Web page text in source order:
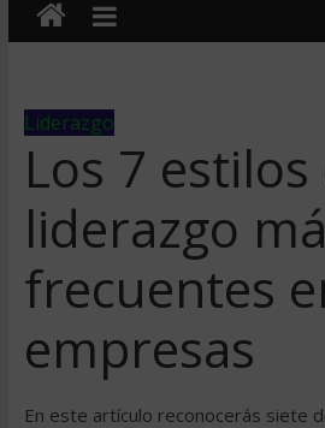
Liderazgo
Los 7 estilos
liderazgo
frecuentes
empresas
En este artículo reconocerás siete